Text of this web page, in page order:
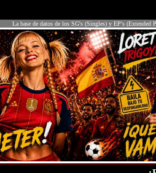
La base de datos de los SG's (Singles) y EP's (Extended